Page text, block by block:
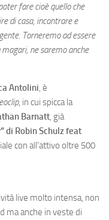
fare cioè quello che
di casa, incontrare e
Torneremo ad essere
ne saremo anche
Antolini, è
, in cui spicca la
Barnatt, già
di Robin Schulz feat
con all’attivo oltre 500
live molto intensa, non
ma anche in veste di